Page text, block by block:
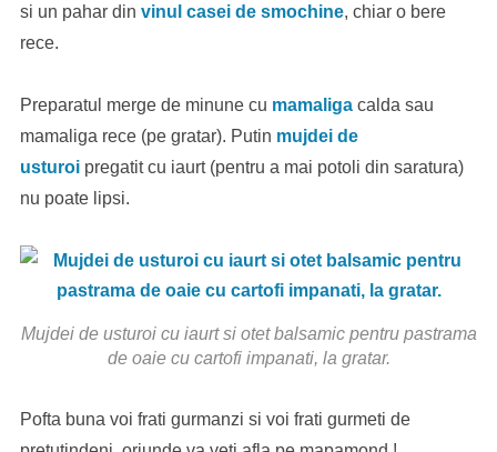
si un pahar din vinul casei de smochine, chiar o bere
rece.
Preparatul merge de minune cu mamaligacalda sau
mamaliga rece (pe gratar). Putin mujdei de
usturoipregatit cu iaurt (pentru a mai potoli din saratura)
nu poate lipsi.
Mujdei de usturoi cu iaurt si otet balsamic pentru pastrama
de oaie cu cartofi impanati, la gratar.
Pofta buna voi frati gurmanzi si voi frati gurmeti de